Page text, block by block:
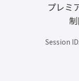
プレミ
Session